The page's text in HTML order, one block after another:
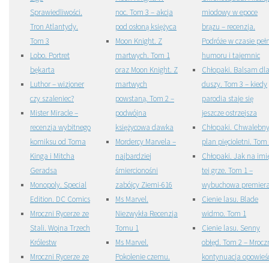
Sprawiedliwości.
Tron Atlantydy.
Tom 3
Lobo. Portret
bękarta
Luthor – wizjoner
czy szaleniec?
Mister Miracle –
recenzja wybitnego
komiksu od Toma
Kinga i Mitcha
Geradsa
Monopoly. Special
Edition. DC Comics
Mroczni Rycerze ze
Stali. Wojna Trzech
Królestw
Mroczni Rycerze ze
noc. Tom 3 – akcja
pod osłoną księżyca
Moon Knight. Z
martwych. Tom 1
oraz Moon Knight. Z
martwych
powstaną. Tom 2 –
podwójna
księżycowa dawka
Mordercy Marvela –
najbardziej
śmiercionośni
zabójcy Ziemi-616
Ms Marvel.
Niezwykła Recenzja
Tomu 1
Ms Marvel.
Pokolenie czemu.
miodowy w epoce
brązu – recenzja.
Podróże w czasie
humoru i tajemnic
Chłopaki. Balsam dla
duszy. Tom 3 – kiedy
parodia staje się
jeszcze ostrzejsza
Chłopaki. Chwalebny
plan pięcioletni. Tom
Chłopaki. Jak na
tej grze. Tom 1 –
wybuchowa
Cienie lasu. Blade
widmo. Tom 1
Cienie lasu. Senny
obłęd. Tom 2 –
kontynuacja